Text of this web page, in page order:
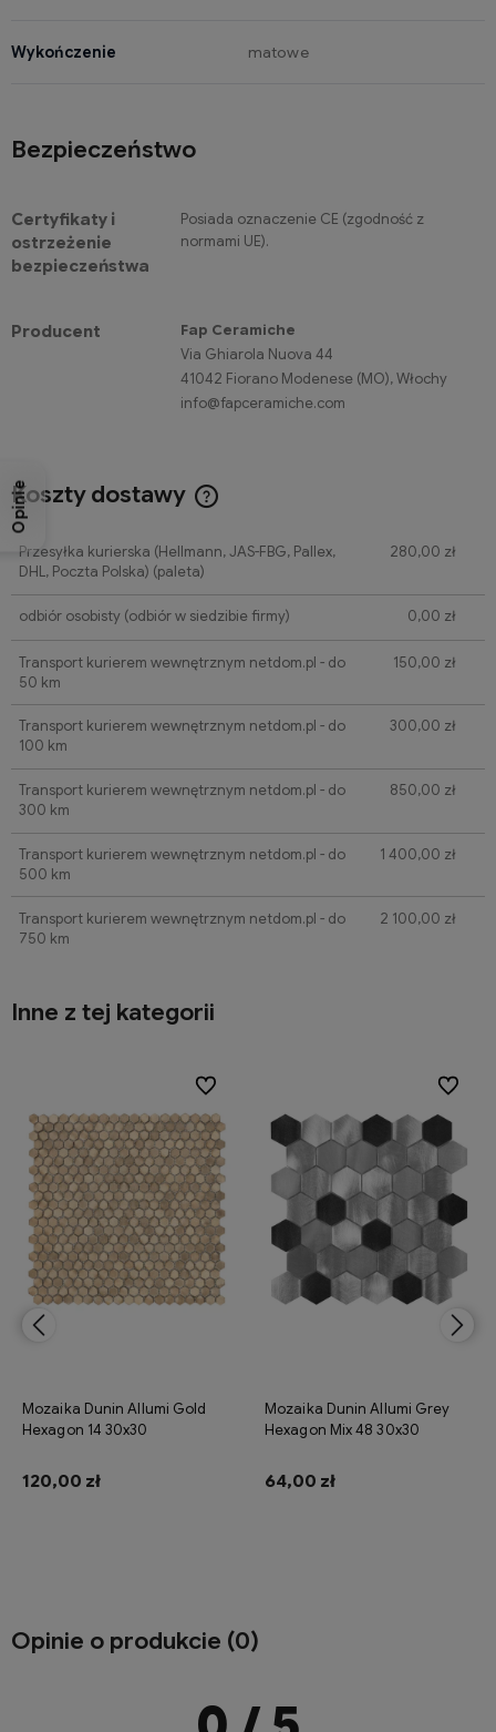
Wykończenie matowe
Bezpieczeństwo
Certyfikaty i
ostrzeżenie
bezpieczeństwa
Posiada oznaczenie CE (zgodność z
normami UE).
Producent
Fap Ceramiche
Via Ghiarola Nuova 44
41042 Fiorano Modenese (MO), Włochy
info@fapceramiche.com
Koszty dostawy
Przesyłka kurierska (Hellmann, JAS-FBG, Pallex,
DHL, Poczta Polska) (paleta)
280,00 zł
odbiór osobisty(odbiór w siedzibie firmy) 0,00 zł
Transport kurierem wewnętrznym netdom.pl - do
50 km
150,00 zł
Transport kurierem wewnętrznym netdom.pl - do
100 km
300,00 zł
Transport kurierem wewnętrznym netdom.pl - do
300 km
850,00 zł
Transport kurierem wewnętrznym netdom.pl - do
500 km
1 400,00 zł
Transport kurierem wewnętrznym netdom.pl - do
750 km
2 100,00 zł
Inne z tej kategorii
Mozaika Dunin Allumi Gold
Hexagon 14 30x30
120,00 zł
Do ulubionych
Do ulubionych
Mozaika Dunin Allumi Grey
Hexagon Mix 48 30x30
64,00 zł
Do
Do
Opinie o produkcie (0)
Opinie